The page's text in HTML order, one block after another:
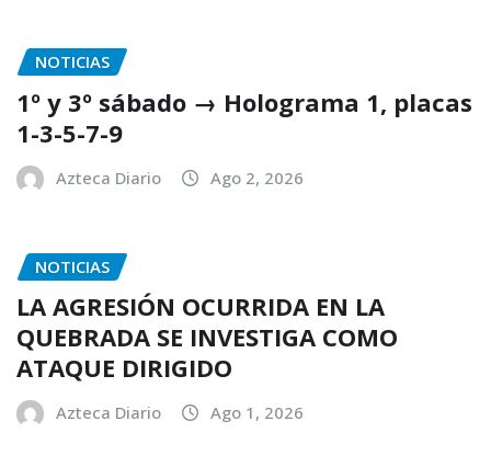
NOTICIAS
1º y 3º sábado → Holograma 1, placas
1-3-5-7-9
Azteca Diario Ago 2, 2026
NOTICIAS
LA AGRESIÓN OCURRIDA EN LA
QUEBRADA SE INVESTIGA COMO
ATAQUE DIRIGIDO
Azteca Diario Ago 1, 2026